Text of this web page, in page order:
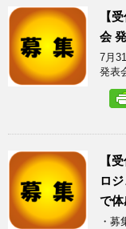
【
会
7月
発表
【
ロ
で体
・